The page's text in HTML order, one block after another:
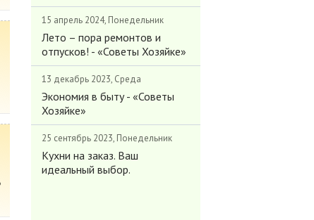
15 апрель 2024, Понедельник
Лето – пора ремонтов и
отпусков! - «Советы Хозяйке»
13 декабрь 2023, Среда
Экономия в быту - «Советы
Хозяйке»
25 сентябрь 2023, Понедельник
Кухни на заказ. Ваш
идеальный выбор.